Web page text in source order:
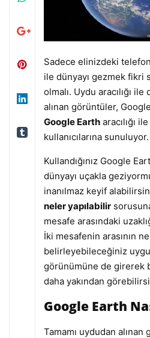
Sadece elinizdeki
ile dünyayı gezmek fikri
olmalı. Uydu aracılığı
alınan görüntüler,
Google Eartharacılığı
kullanıcılarına sunuluyor.
Kullandığınız Google
dünyayı uçakla
inanılmaz keyif
neler yapılabilir
mesafe arasındaki
İki mesafenin arasının
belirleyebileceğiniz
görünümüne de girerek
daha yakından
Google Earth
Tamamı uydudan